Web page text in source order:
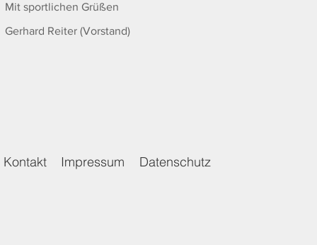
Mit sportlichen Grüßen
Gerhard Reiter (Vorstand)
Kontakt Impressum Datenschutz